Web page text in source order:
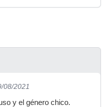
08/2021
y el género chico.